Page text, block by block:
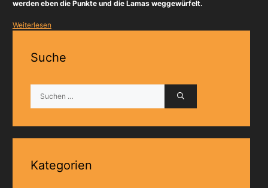
werden eben die Punkte und die Lamas weggewürfelt.
Weiterlesen
Suche
nach:
Kategorien